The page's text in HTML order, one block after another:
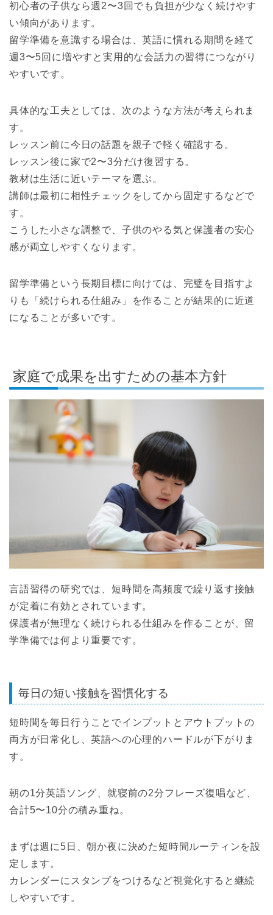
初心者の子供なら週2〜3回でも負担が少なく続けやす
い傾向があります。
留学準備を意識する場合は、英語に慣れる期間を経て
週3〜5回に増やすと実用的な会話力の習得につながり
やすいです。
具体的な工夫としては、次のような方法が考えられま
す。
レッスン前に今日の話題を親子で軽く確認する。
レッスン後に家で2〜3分だけ復習する。
教材は生活に近いテーマを選ぶ。
講師は最初に相性チェックをしてから固定するなどで
す。
こうした小さな調整で、子供のやる気と保護者の安心
感が両立しやすくなります。
留学準備という長期目標に向けては、完璧を目指すよ
りも「続けられる仕組み」を作ることが結果的に近道
になることが多いです。
家庭で成果を出すための基本方針
言語習得の研究では、短時間を高頻度で繰り返す接触
が定着に有効とされています。
保護者が無理なく続けられる仕組みを作ることが、留
学準備では何より重要です。
毎日の短い接触を習慣化する
短時間を毎日行うことでインプットとアウトプットの
両方が日常化し、英語への心理的ハードルが下がりま
す。
朝の1分英語ソング、就寝前の2分フレーズ復唱など、
合計5〜10分の積み重ね。
まずは週に5日、朝か夜に決めた短時間ルーティンを設
定します。
カレンダーにスタンプをつけるなど視覚化すると継続
しやすいです。